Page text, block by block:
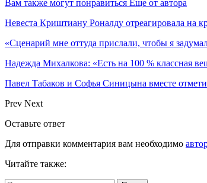
Вам также могут понравиться Еще от автора
Невеста Криштиану Роналду отреагировала на
«Сценарий мне оттуда прислали, чтобы я
Надежда Михалкова: «Есть на 100 % классная
Павел Табаков и Софья Синицына вместе
Prev Next
Оставьте ответ
Для отправки комментария вам необходимо
Читайте также: